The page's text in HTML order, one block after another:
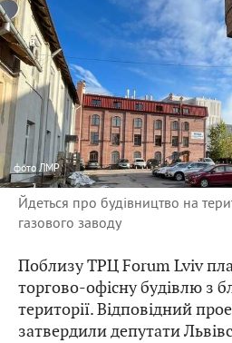
фотоЛМР
Йдеться про будівництво на
газового заводу
Поблизу ТРЦ Forum Lviv
торгово-офісну будівлю з
території. Відповідний
затвердили депутати